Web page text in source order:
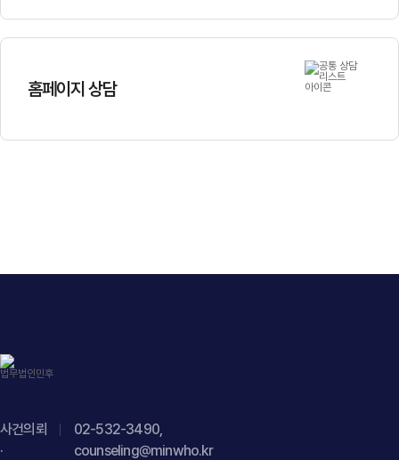
홈페이지 상담
사건의뢰
·
02-532-3490,
counseling@minwho.kr